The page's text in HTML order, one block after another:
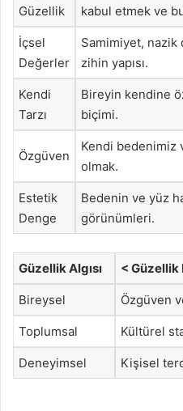
Güzellik
kabul etmek ve
İçsel
Değerler
Samimiyet, nazik
zihin yapısı.
Kendi
Tarzı
Bireyin kendine
biçimi.
Özgüven
Kendi bedenimiz
olmak.
Estetik
Denge
Bedenin ve yüz
görünümleri.
Güzellik Algısı < Güzellik
Bireysel Özgüven
Toplumsal Kültürel
Deneyimsel Kişisel